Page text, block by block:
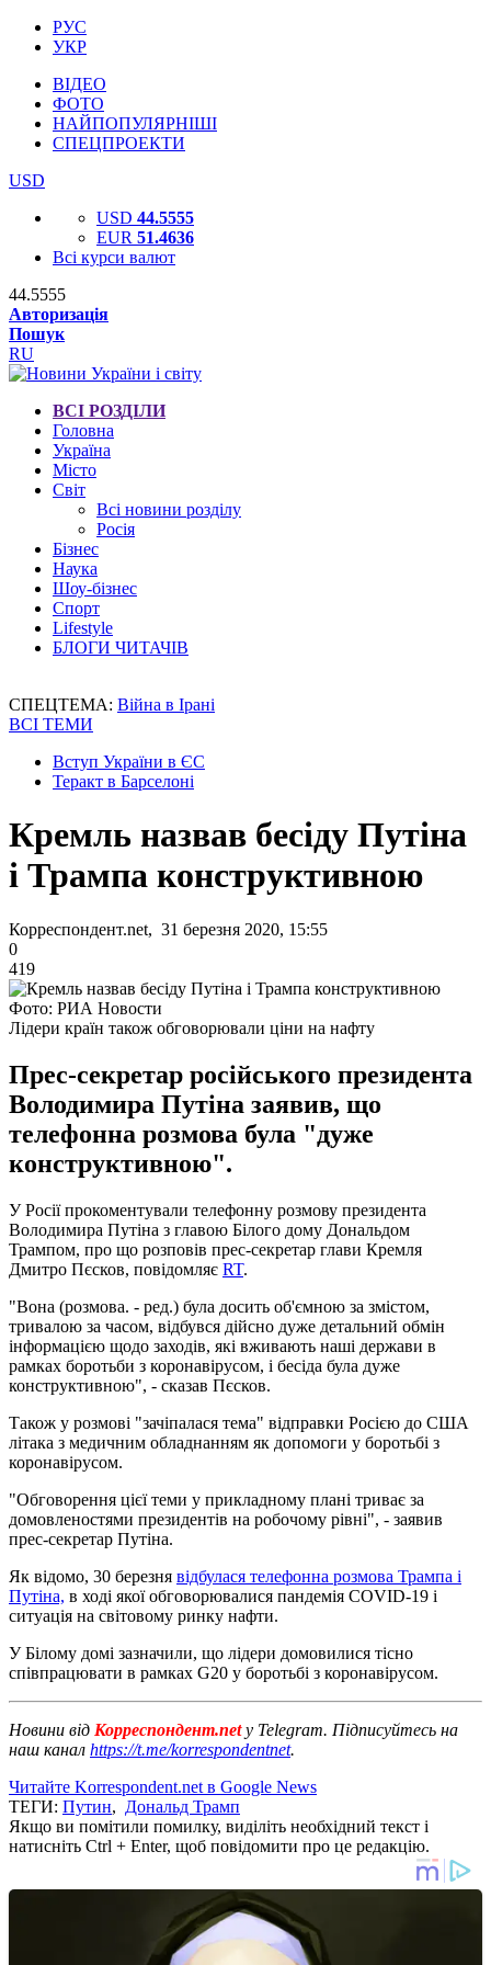
РУС
УКР
ВІДЕО
ФОТО
НАЙПОПУЛЯРНІШІ
СПЕЦПРОЕКТИ
USD
USD 44.5555
EUR 51.4636
Всі курси валют
44.5555
Авторизація
Пошук
RU
ВСІ РОЗДІЛИ
Головна
Україна
Місто
Світ
Всі новини розділу
Росія
Бізнес
Наука
Шоу-бізнес
Спорт
Lifestyle
БЛОГИ ЧИТАЧІВ
СПЕЦТЕМА: Війна в Ірані
ВСІ ТЕМИ
Вступ України в ЄС
Теракт в Барселоні
Кремль назвав бесіду Путіна
і Трампа конструктивною
Корреспондент.net, 31 березня 2020, 15:55
0
419
Фото: РИА Новости
Лідери країн також обговорювали ціни на нафту
Прес-секретар російського президента
Володимира Путіна заявив, що
телефонна розмова була "дуже
конструктивною".
У Росії прокоментували телефонну розмову президента
Володимира Путіна з главою Білого дому Дональдом
Трампом, про що розповів прес-секретар глави Кремля
Дмитро Пєсков, повідомляє RT.
"Вона (розмова. - ред.) була досить об'ємною за змістом,
тривалою за часом, відбувся дійсно дуже детальний обмін
інформацією щодо заходів, які вживають наші держави в
рамках боротьби з коронавірусом, і бесіда була дуже
конструктивною", - сказав Пєсков.
Також у розмові "зачіпалася тема" відправки Росією до США
літака з медичним обладнанням як допомоги у боротьбі з
коронавірусом.
"Обговорення цієї теми у прикладному плані триває за
домовленостями президентів на робочому рівні", - заявив
прес-секретар Путіна.
Як відомо, 30 березня відбулася телефонна розмова Трампа і
Путіна, в ході якої обговорювалися пандемія COVID-19 і
ситуація на світовому ринку нафти.
У Білому домі зазначили, що лідери домовилися тісно
співпрацювати в рамках G20 у боротьбі з коронавірусом.
Новини від Корреспондент.net у Telegram. Підписуйтесь на
наш канал https://t.me/korrespondentnet.
Читайте Korrespondent.net в Google News
ТЕГИ: Путин, Дональд Трамп
Якщо ви помітили помилку, виділіть необхідний текст і
натисніть Ctrl + Enter, щоб повідомити про це редакцію.